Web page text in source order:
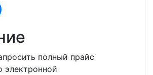
полный прайс
электронной